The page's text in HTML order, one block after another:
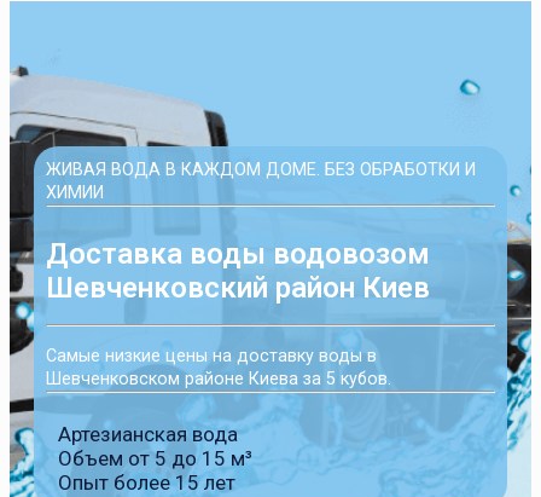
ЖИВАЯ ВОДА В КАЖДОМ ДОМЕ. БЕЗ ОБРАБОТКИ И
ХИМИИ
Доставка воды водовозом
Шевченковский район Киев
Самые низкие цены на доставку воды в
Шевченковском районе Киева за 5 кубов.
Артезианская вода
Объем от 5 до 15 м³
Опыт более 15 лет